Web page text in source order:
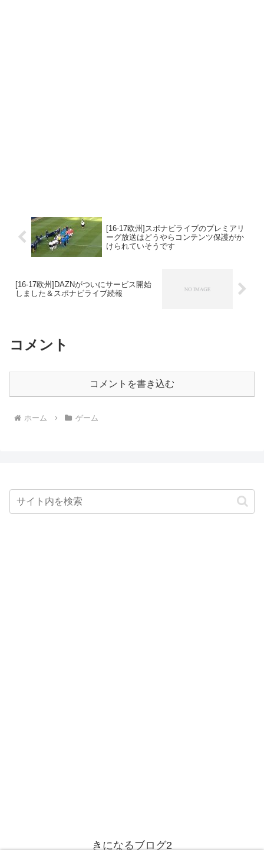
[16-17欧州]スポナビライブのプレミアリ
ーグ放送はどうやらコンテンツ保護がか
けられていそうです
[16-17欧州]DAZNがついにサービス開始
しました＆スポナビライブ続報
コメント
コメントを書き込む
ホーム ゲーム
きになるブログ2